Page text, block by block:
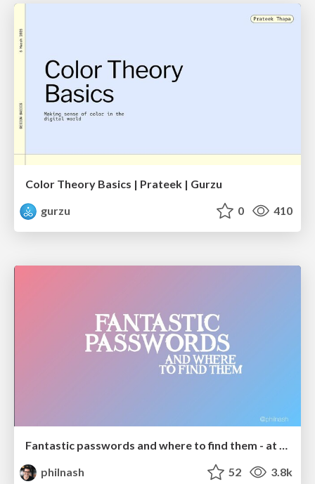
Color Theory Basics | Prateek | Gurzu
gurzu
0 410
Fantastic passwords and where to find them - at NoRuKo
philnash
52 3.8k